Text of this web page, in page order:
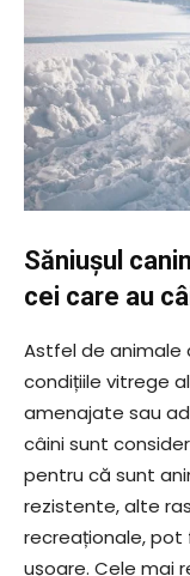
Săniușul
cei care au
Astfel de animale
condițiile vitrege
amenajate sau
câini sunt
pentru că sunt
rezistente, alte
recreaționale,
ușoare. Cele mai